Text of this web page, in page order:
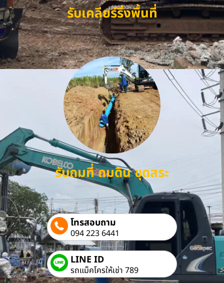
รับเคลียร์ริ่งพื้นที่
รับถมที่ ถมดิน ขุดสระ
โทรสอบถาม
094 223 6441
LINE ID
รถแม็คโครให้เช่า 789